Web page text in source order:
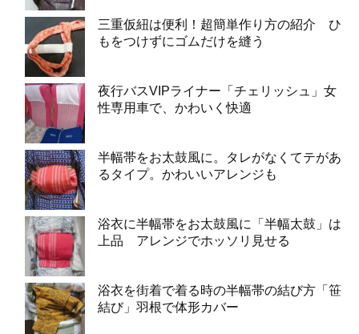
三重仮紐は便利！超簡単作り方の紹介 ひ
もをつけずにゴムだけを縫う
夜行バスVIPライナー「チェリッシュ」女
性専用車で、かわいく快適
半幅帯をお太鼓風に。タレがなくてテがあ
るタイプ。かわいいアレンジも
浴衣に半幅帯をお太鼓風に「半幅太鼓」は
上品 アレンジでホッソリ見せる
浴衣を街着で着る時の半幅帯の結び方「笹
結び」羽根で体形カバー